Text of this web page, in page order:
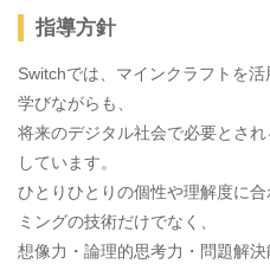
指導方針
Switchでは、マインクラフトを
学びながらも、
将来のデジタル社会で必要とさ
しています。
ひとりひとりの個性や理解度に
ミングの技術だけでなく、
想像力・論理的思考力・問題解